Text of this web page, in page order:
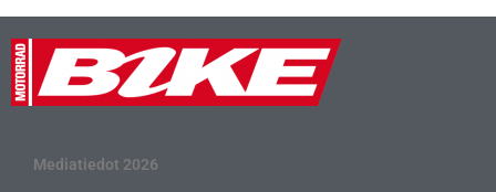
Mediatiedot 2026